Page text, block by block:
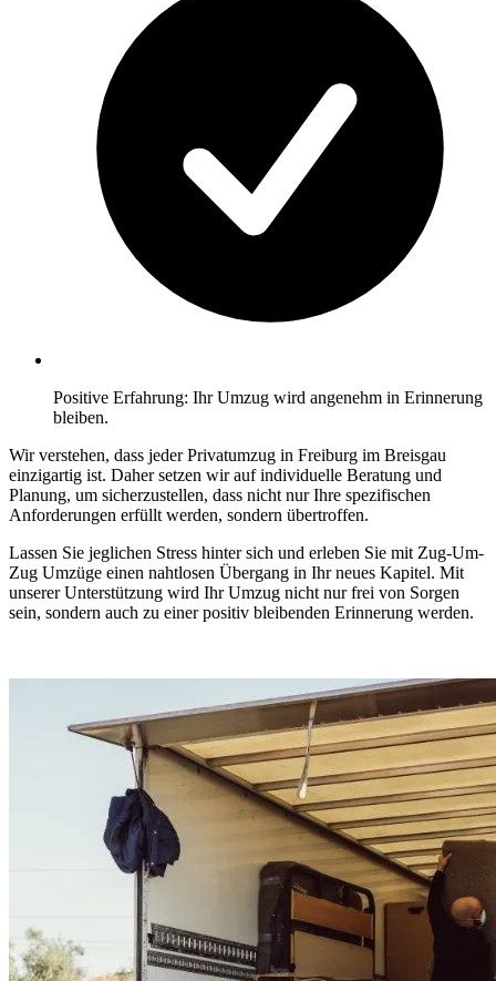
Positive Erfahrung: Ihr Umzug wird angenehm in Erinnerung
bleiben.
Wir verstehen, dass jeder Privatumzug in Freiburg im Breisgau
einzigartig ist. Daher setzen wir auf individuelle Beratung und
Planung, um sicherzustellen, dass nicht nur Ihre spezifischen
Anforderungen erfüllt werden, sondern übertroffen.
Lassen Sie jeglichen Stress hinter sich und erleben Sie mit Zug-Um-
Zug Umzüge einen nahtlosen Übergang in Ihr neues Kapitel. Mit
unserer Unterstützung wird Ihr Umzug nicht nur frei von Sorgen
sein, sondern auch zu einer positiv bleibenden Erinnerung werden.